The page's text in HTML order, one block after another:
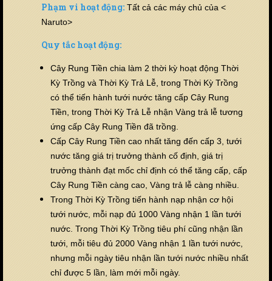
Phạm vi hoạt động: Tất cả các máy chủ của <
Naruto>
Quy tắc hoạt động:
Cây Rung Tiền chia làm 2 thời kỳ hoạt động Thời
Kỳ Trồng và Thời Kỳ Trả Lễ, trong Thời Kỳ Trồng
có thể tiến hành tưới nước tăng cấp Cây Rung
Tiền, trong Thời Kỳ Trả Lễ nhận Vàng trả lễ tương
ứng cấp Cây Rung Tiền đã trồng.
Cấp Cây Rung Tiền cao nhất tăng đến cấp 3, tưới
nước tăng giá trị trưởng thành cố định, giá trị
trưởng thành đạt mốc chỉ định có thể tăng cấp, cấp
Cây Rung Tiền càng cao, Vàng trả lễ càng nhiều.
Trong Thời Kỳ Trồng tiến hành nạp nhận cơ hội
tưới nước, mỗi nạp đủ 1000 Vàng nhận 1 lần tưới
nước. Trong Thời Kỳ Trồng tiêu phí cũng nhận lần
tưới, mỗi tiêu đủ 2000 Vàng nhận 1 lần tưới nước,
nhưng mỗi ngày tiêu nhận lần tưới nước nhiều nhất
chỉ được 5 lần, làm mới mỗi ngày.